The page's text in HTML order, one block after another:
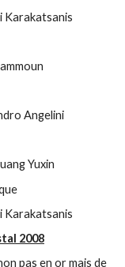
Karakatsanis
Angelini
Yuxin
Karakatsanis
2008
pas en or mais de